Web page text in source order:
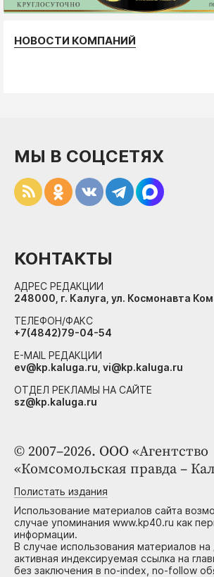
НОВОСТИ КОМПАНИЙ
© 2007–2026. ООО «Агентство
«Комсомольская правда –
Полистать издания
Использование материалов сайта
случае упоминания www.kp40.ru как
информации.
В случае использования материалов на
активная индексируемая ссылка на
без заключения в no-index, no-follow
МЫ В СОЦСЕТЯХ
КОНТАКТЫ
АДРЕС РЕДАКЦИИ
248000, г. Калуга, ул. Космонавта
ТЕЛЕФОН/ФАКС
+7(4842)79-04-54
E-MAIL РЕДАКЦИИ
ev@kp.kaluga.ru, vi@kp.kaluga.ru
ОТДЕЛ РЕКЛАМЫ НА САЙТЕ
sz@kp.kaluga.ru